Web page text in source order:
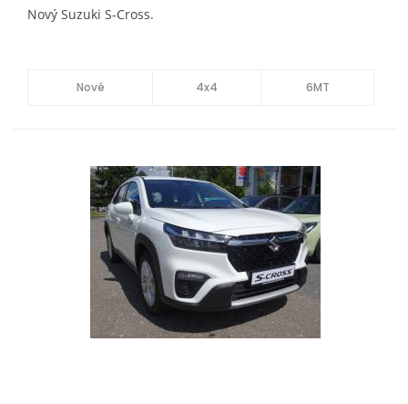
Nový Suzuki S-Cross.
Nové 4x4 6MT